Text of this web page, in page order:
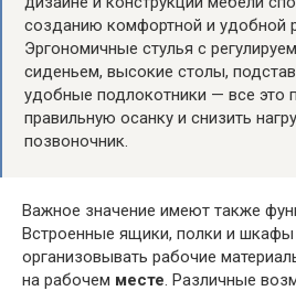
созданию комфортной и удобной
Эргономичные стулья с
сиденьем, высокие столы,
удобные подлокотники — все это
правильную осанку и снизить
позвоночник.
Важное значение имеют также
Встроенные ящики, полки и шкафы
организовывать рабочие
на рабочем месте. Различные